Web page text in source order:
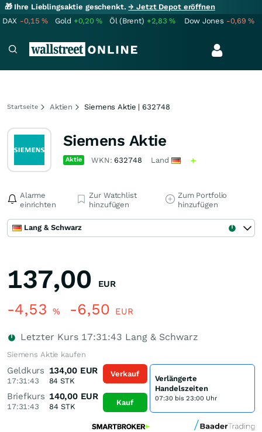
🎁 Ihre Lieblingsaktie geschenkt.→ Jetzt Depot eröffnen
DAX -0,15% Gold +0,20% Öl (Brent) +2,83% Dow Jones -0,69%
Startseite Aktien Siemens Aktie | 632748
Siemens Aktie
Aktie WKN: 632748 Land
Alarme
einrichten
Zur Watchlist
hinzufügen
Zum Portfolio
hinzufügen
Lang & Schwarz
137,00 EUR
-4,53 % -6,50 EUR
Letzter Kurs 17:31:43 Lang & Schwarz
Siemens Aktie kaufen
Geldkurs
17:31:43
134,00 EUR
84 STK
Briefkurs
17:31:43
140,00 EUR
84 STK
Verkauf
Kauf
Verlängerte
Handelszeiten
07:30 bis 23:00 Uhr